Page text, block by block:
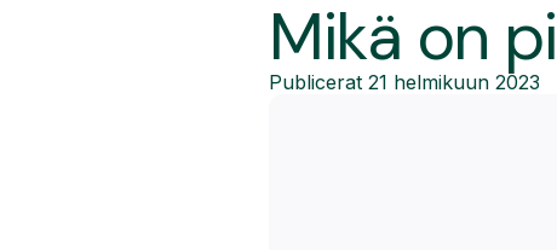
Mikä on
Publicerat 21 helmikuun 2023